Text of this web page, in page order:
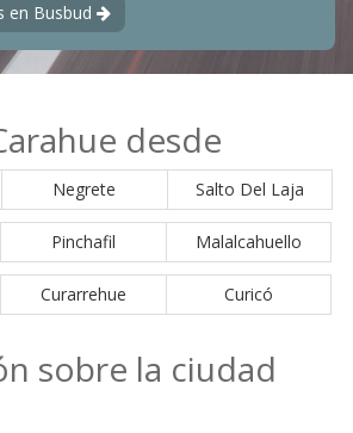
en Busbud
desde
Negrete Salto Del Laja
Pinchafil Malalcahuello
Curarrehue Curicó
sobre la ciudad